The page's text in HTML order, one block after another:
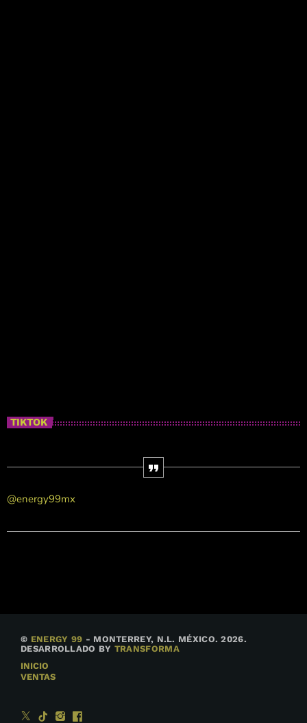
TIKTOK
@energy99mx
© ENERGY 99 - MONTERREY, N.L. MÉXICO. 2026.
DESARROLLADO BY TRANSFORMA
INICIO
VENTAS